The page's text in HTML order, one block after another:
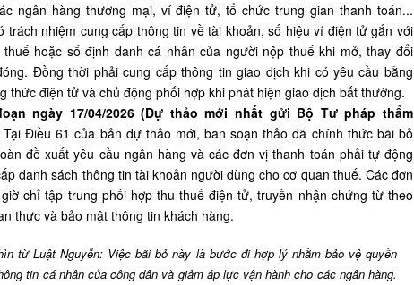
ngân hàng thương mại, ví điện tử, tổ chức trung gian thanh toán...
trách nhiệm cung cấp thông tin về tài khoản, số hiệu ví điện tử gắn với
thuế hoặc số định danh cá nhân của người nộp thuế khi mở, thay đổi
Đồng thời phải cung cấp thông tin giao dịch khi có yêu cầu bằng
thức điện tử và chủ động phối hợp khi phát hiện giao dịch bất thường.
ngày 17/04/2026 (Dự thảo mới nhất gửi Bộ Tư pháp thẩm
Tại Điều 61 của bản dự thảo mới, ban soạn thảo đã chính thức bãi bỏ
đề xuất yêu cầu ngân hàng và các đơn vị thanh toán phải tự động
danh sách thông tin tài khoản người dùng cho cơ quan thuế. Các đơn
chỉ tập trung phối hợp thu thuế điện tử, truyền nhận chứng từ theo
thực và bảo mật thông tin khách hàng.
từ Luật Nguyễn: Việc bãi bỏ này là bước đi hợp lý nhằm bảo vệ quyền
tin cá nhân của công dân và giảm áp lực vận hành cho các ngân hàng.